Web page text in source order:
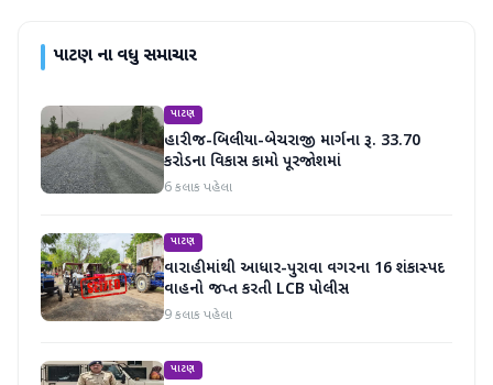
પાટણના વધુ સમાચાર
પાટણ
હારીજ-બિલીયા-બેચરાજી માર્ગના રૂ. 33.70
કરોડના વિકાસ કામો પૂરજોશમાં
6 કલાક પહેલા
પાટણ
વારાહીમાંથી આધાર-પુરાવા વગરના 16 શંકાસ્પદ
વાહનો જપ્ત કરતી LCB પોલીસ
9 કલાક પહેલા
પાટણ